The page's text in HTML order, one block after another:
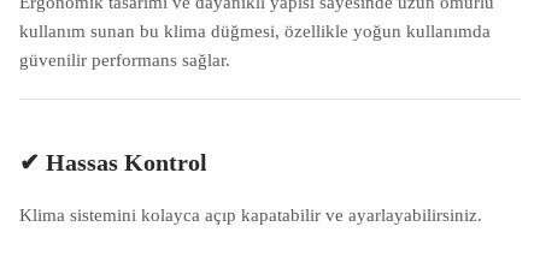
kullanım sunan bu klima düğmesi, özellikle yoğun kullanımda
güvenilir performans sağlar.
✔ Hassas Kontrol
Klima sistemini kolayca açıp kapatabilir ve ayarlayabilirsiniz.